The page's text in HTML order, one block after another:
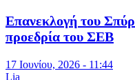
Επανεκλογή του
προεδρία του ΣΕΒ
17 Ιουνίου, 2026 - 11:44
Lia